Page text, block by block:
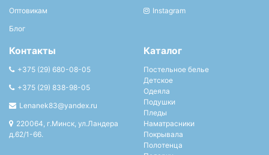
Оптовикам
Блог
Instagram
Контакты
+375 (29) 680-08-05
+375 (29) 838-98-05
Lenanek83@yandex.ru
220064, г.Минск, ул.Ландера
д.62/1-66.
Каталог
Постельное белье
Детское
Одеяла
Подушки
Пледы
Наматрасники
Покрывала
Полотенца